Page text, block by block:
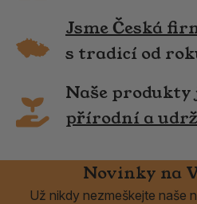
Jsme Česká
s tradicí od
Naše produkty
přírodní a
Novinky na
Už nikdy nezmeškejte naše